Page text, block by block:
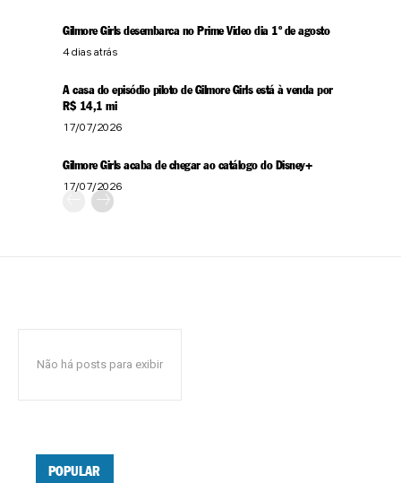
Gilmore Girls desembarca no Prime Video dia 1º de agosto
4 dias atrás
A casa do episódio piloto de Gilmore Girls está à venda por
R$ 14,1 mi
17/07/2026
Gilmore Girls acaba de chegar ao catálogo do Disney+
17/07/2026
Não há posts para exibir
POPULAR